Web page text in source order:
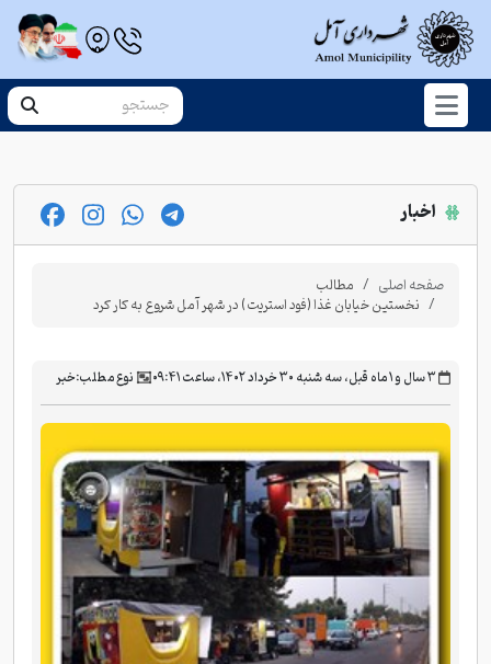
اخبار
صفحه اصلی مطالب
نخستین خیابان غذا (فود استریت) در شهر آمل شروع به کار کرد
‫۳ سال و ۱ ماه قبل، سه شنبه ۳۰ خرداد ۱۴۰۲، ساعت ۰۹:۴۱ نوع مطلب:خبر